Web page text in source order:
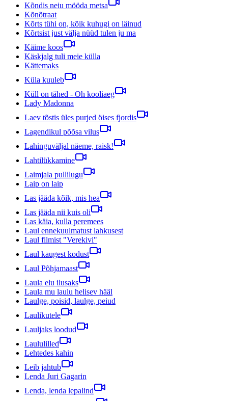
Kõndis neiu mööda metsa
Kõnõtraat
Kõrts tühi on, kõik kuhugi on läinud
Kõrtsist just välja nüüd tulen ju ma
Käime koos
Käskjalg tuli meie külla
Kättemaks
Küla kuuleb
Küll on tähed - Oh kooliaeg
Lady Madonna
Laev tõstis üles purjed öises fjordis
Lagendikul põõsa vilus
Lahinguväljal näeme, raisk!
Lahtilükkamine
Laimjala pullilugu
Laip on laip
Las jääda kõik, mis hea
Las jääda nii kuis oli
Las käia, kulla peremees
Laul ennekuulmatust lahkusest
Laul filmist "Verekivi"
Laul kaugest kodust
Laul Põhjamaast
Laula elu ilusaks
Laula mu laulu helisev hääl
Laulge, poisid, laulge, peiud
Laulikutele
Lauljaks loodud
Laululilled
Lehtedes kahin
Leib jahtub
Lenda Juri Gagarin
Lenda, lenda lepalind